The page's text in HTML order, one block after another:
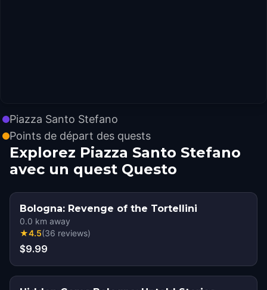
Piazza Santo Stefano
Points de départ des quests
Explorez Piazza Santo Stefano
avec un quest Questo
Bologna: Revenge of the Tortellini
0.0 km away
★4.5(36 reviews)
$9.99